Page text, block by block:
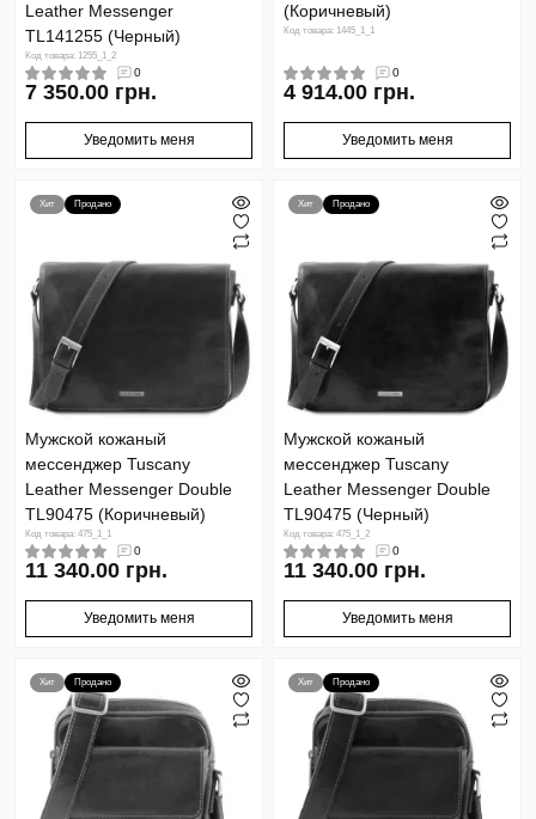
Leather Messenger
TL141255 (Черный)
Код товара: 1255_1_2
0
7 350.00 грн.
Уведомить меня
(Коричневый)
Код товара: 1445_1_1
0
4 914.00 грн.
Уведомить меня
Хит Продано
Мужской кожаный
мессенджер Tuscany
Leather Messenger Double
TL90475 (Коричневый)
Код товара: 475_1_1
0
11 340.00 грн.
Уведомить меня
Хит Продано
Мужской кожаный
мессенджер Tuscany
Leather Messenger Double
TL90475 (Черный)
Код товара: 475_1_2
0
11 340.00 грн.
Уведомить меня
Хит Продано Хит Продано